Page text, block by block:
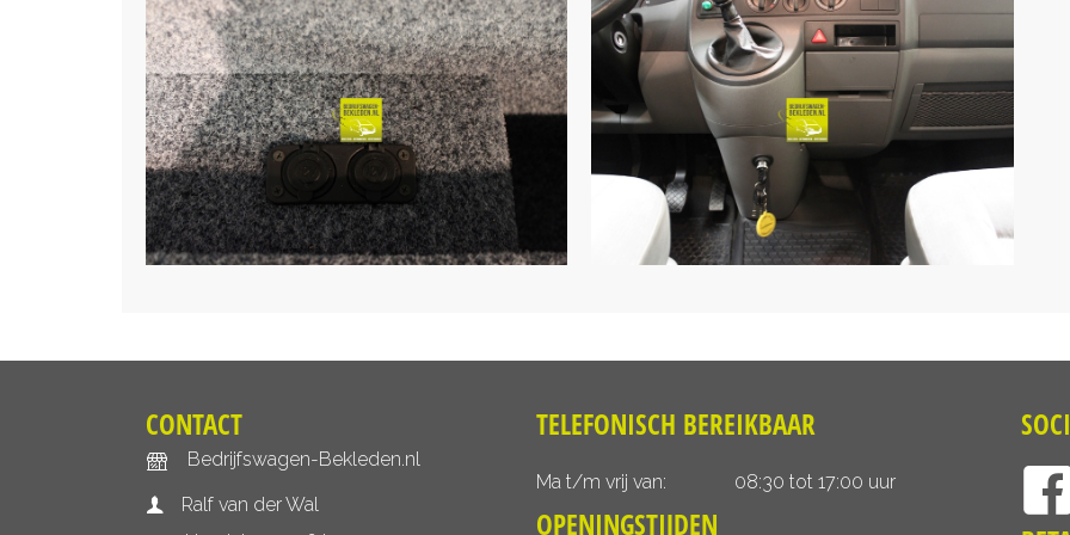
CONTACT
Bedrijfswagen-Bekleden.nl
Ralf van der Wal
TELEFONISCH BEREIKBAAR
Ma t/m vrij van: 08:30 tot 17:00 uur
OPENINGSTIJDEN